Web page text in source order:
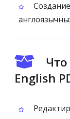
English